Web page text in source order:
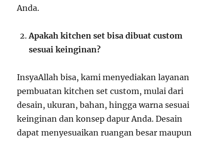
Anda.
Apakah kitchen set bisa dibuat custom
sesuai keinginan?
InsyaAllah bisa, kami menyediakan layanan
pembuatan kitchen set custom, mulai dari
desain, ukuran, bahan, hingga warna sesuai
keinginan dan konsep dapur Anda. Desain
dapat menyesuaikan ruangan besar maupun